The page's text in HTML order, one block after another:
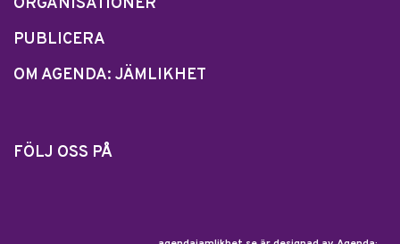
PUBLICERA
OM AGENDA: JÄMLIKHET
FÖLJ OSS PÅ